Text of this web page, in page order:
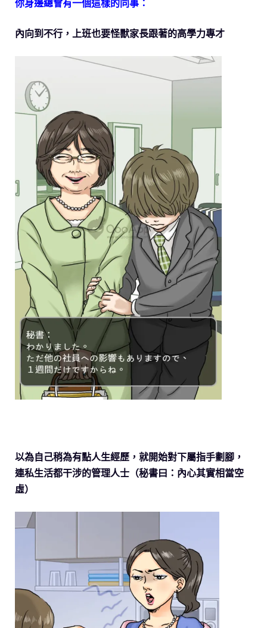
你身邊總會有一個這樣的同事：
內向到不行，上班也要怪獸家長跟著的高學力專才
以為自己稍為有點人生經歷，就開始對下屬指手劃腳，
連私生活都干涉的管理人士（秘書曰：內心其實相當空
虛）